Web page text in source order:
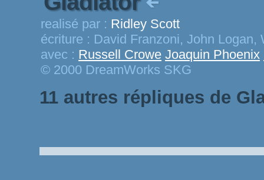
realisé par : Ridley Scott
écriture : David Franzoni, John Logan,
avec : Russell Crowe Joaquin Phoenix
© 2000 DreamWorks SKG
11 autres répliques de